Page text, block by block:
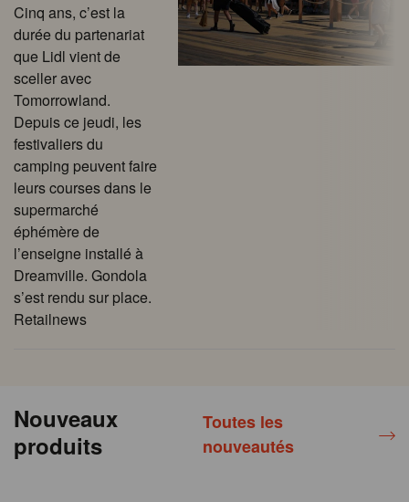
Cinq ans, c’est la
durée du partenariat
que Lidl vient de
sceller avec
Tomorrowland.
Depuis ce jeudi, les
festivaliers du
camping peuvent faire
leurs courses dans le
supermarché
éphémère de
l’enseigne installé à
Dreamville. Gondola
s’est rendu sur place.
Retailnews
Nouveaux
produits
Toutes les
nouveautés